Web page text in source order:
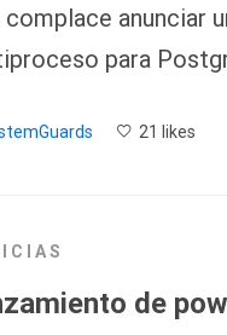
anunciar
para
21 likes
de